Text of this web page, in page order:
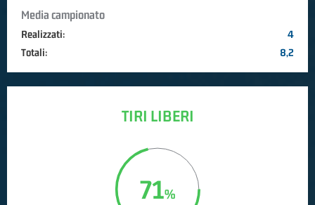
Media campionato
Realizzati:
4
Totali:
8,2
TIRI LIBERI
71